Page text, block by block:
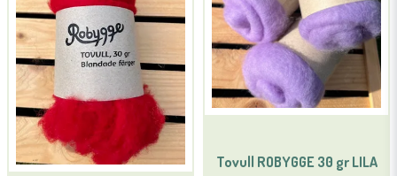
emailMejladress
Ja, ni får publicera min fråga
Tovull ROBYGGE 30 gr LILA